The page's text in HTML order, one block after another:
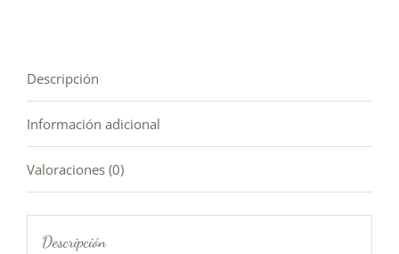
Descripción
Información adicional
Valoraciones (0)
Descripción